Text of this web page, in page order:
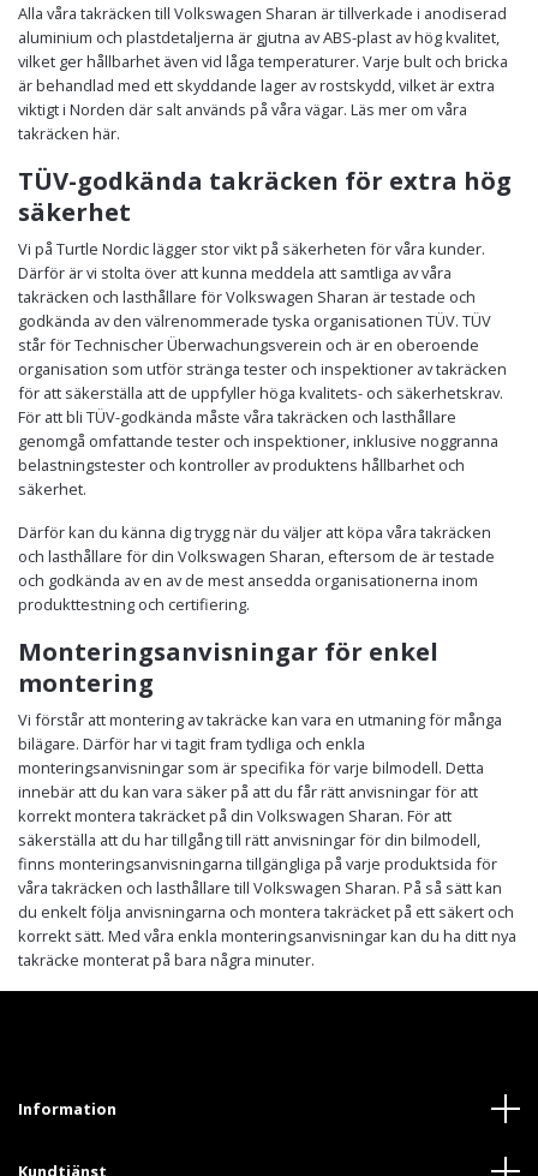
Alla våra takräcken till Volkswagen Sharan är tillverkade i anodiserad
aluminium och plastdetaljerna är gjutna av ABS-plast av hög kvalitet,
vilket ger hållbarhet även vid låga temperaturer. Varje bult och bricka
är behandlad med ett skyddande lager av rostskydd, vilket är extra
viktigt i Norden där salt används på våra vägar. Läs mer om våra
takräcken här.
TÜV-godkända takräcken för extra hög
säkerhet
Vi på Turtle Nordic lägger stor vikt på säkerheten för våra kunder.
Därför är vi stolta över att kunna meddela att samtliga av våra
takräcken och lasthållare för Volkswagen Sharan är testade och
godkända av den välrenommerade tyska organisationen TÜV. TÜV
står för Technischer Überwachungsverein och är en oberoende
organisation som utför stränga tester och inspektioner av takräcken
för att säkerställa att de uppfyller höga kvalitets- och säkerhetskrav.
För att bli TÜV-godkända måste våra takräcken och lasthållare
genomgå omfattande tester och inspektioner, inklusive noggranna
belastningstester och kontroller av produktens hållbarhet och
säkerhet.
Därför kan du känna dig trygg när du väljer att köpa våra takräcken
och lasthållare för din Volkswagen Sharan, eftersom de är testade
och godkända av en av de mest ansedda organisationerna inom
produkttestning och certifiering.
Monteringsanvisningar för enkel
montering
Vi förstår att montering av takräcke kan vara en utmaning för många
bilägare. Därför har vi tagit fram tydliga och enkla
monteringsanvisningar som är specifika för varje bilmodell. Detta
innebär att du kan vara säker på att du får rätt anvisningar för att
korrekt montera takräcket på din Volkswagen Sharan. För att
säkerställa att du har tillgång till rätt anvisningar för din bilmodell,
finns monteringsanvisningarna tillgängliga på varje produktsida för
våra takräcken och lasthållare till Volkswagen Sharan. På så sätt kan
du enkelt följa anvisningarna och montera takräcket på ett säkert och
korrekt sätt. Med våra enkla monteringsanvisningar kan du ha ditt nya
takräcke monterat på bara några minuter.
Information
Kundtjänst